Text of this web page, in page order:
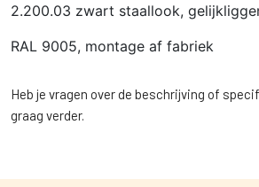
2.200.03 zwart staallook,
RAL 9005, montage af fabriek
Heb je vragen over de beschrijving of
graag verder.